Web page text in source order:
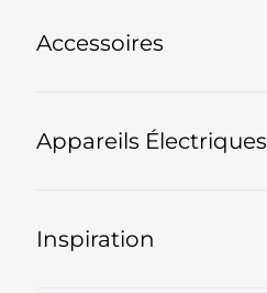
Accessoires
Appareils Électriques
Inspiration